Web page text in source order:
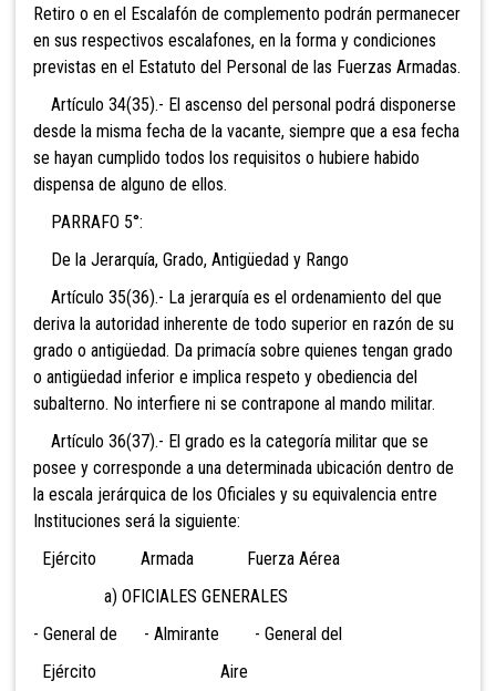
Retiro o en el Escalafón de complemento podrán permanecer
en sus respectivos escalafones, en la forma y condiciones
previstas en el Estatuto del Personal de las Fuerzas Armadas.
Artículo 34(35).- El ascenso del personal podrá disponerse
desde la misma fecha de la vacante, siempre que a esa fecha
se hayan cumplido todos los requisitos o hubiere habido
dispensa de alguno de ellos.
PARRAFO 5°:
De la Jerarquía, Grado, Antigüedad y Rango
Artículo 35(36).- La jerarquía es el ordenamiento del que
deriva la autoridad inherente de todo superior en razón de su
grado o antigüedad. Da primacía sobre quienes tengan grado
o antigüedad inferior e implica respeto y obediencia del
subalterno. No interfiere ni se contrapone al mando militar.
Artículo 36(37).- El grado es la categoría militar que se
posee y corresponde a una determinada ubicación dentro de
la escala jerárquica de los Oficiales y su equivalencia entre
Instituciones será la siguiente:
Ejército Armada Fuerza Aérea
a) OFICIALES GENERALES
- General de - Almirante - General del
Ejército Aire